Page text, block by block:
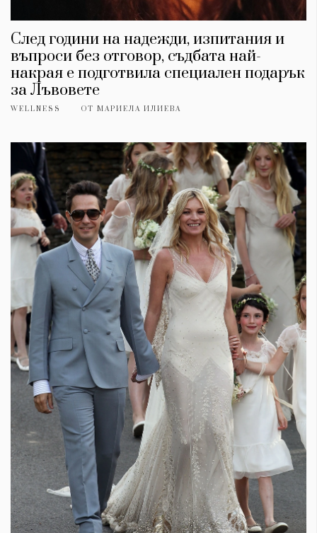
След години на надежди, изпитания и
въпроси без отговор, съдбата най-
накрая е подготвила специален подарък
за Лъвовете
WELLNESS ОТ МАРИЕЛА ИЛИЕВА